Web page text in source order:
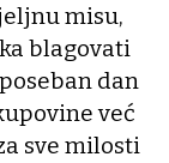
misu,
blagovati
dan
već
sve milosti